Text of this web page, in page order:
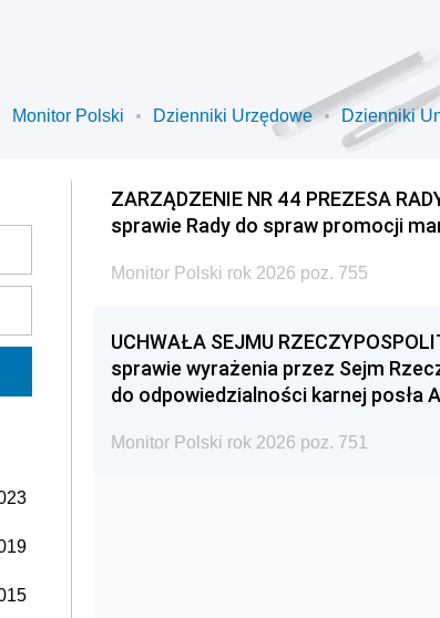
Monitor Polski Dzienniki Urzędowe Dzienniki
ZARZĄDZENIE NR 44 PREZESA
sprawie Rady do spraw promocji
Monitor Polski rok 2026 poz. 755
UCHWAŁA SEJMU
sprawie wyrażenia przez Sejm
do odpowiedzialności karnej posła
Monitor Polski rok 2026 poz. 751